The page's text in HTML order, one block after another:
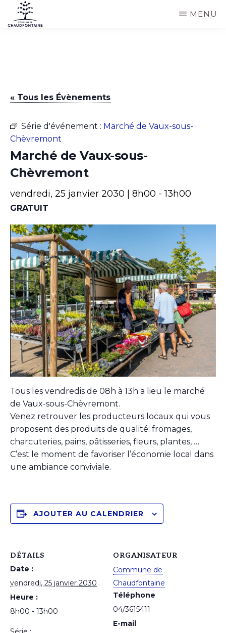
Passer
au
commune
Chaudfontaine
MENU
« Tous les Évènements
Série d'événement : Marché de Vaux-sous-
Chèvremont
Marché de Vaux-sous-
Chèvremont
vendredi, 25 janvier 2030 | 8h00 -13h00
GRATUIT
Tous les vendredis de 08h à 13h a lieu le marché
de Vaux-sous-Chèvremont.
Venez retrouver les producteurs locaux qui vous
proposent des produits de qualité: fromages,
charcuteries, pains, pâtisseries, fleurs, plantes, …
C’est le moment de favoriser l’économie local dans
une ambiance conviviale.
AJOUTER AU CALENDRIER
DÉTAILS
Date :
vendredi, 25 janvier 2030
Heure :
8h00 - 13h00
ORGANISATEUR
Commune de
Chaudfontaine
Téléphone
04/3615411
E-mail